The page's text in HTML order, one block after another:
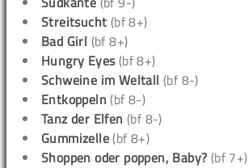
Streitsucht (bf 8+)
Bad Girl (bf 8+)
Hungry Eyes(bf 8+)
Schweine im Weltall (bf 8-)
Entkoppeln (bf 8-)
Tanz der Elfen (bf 8-)
Gummizelle (bf 8+)
Shoppen oder poppen, Baby? (bf 7+)